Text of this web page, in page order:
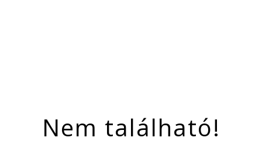
Nem található!